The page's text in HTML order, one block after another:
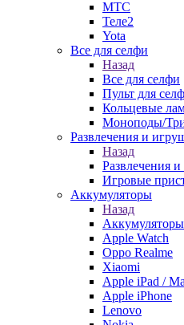
МТС
Теле2
Yota
Все для селфи
Назад
Все для селфи
Пульт для
Кольцевые
Моноподы/
Развлечения и
Назад
Развлечения
Игровые
Аккумуляторы
Назад
Аккумуляторы
Apple Watch
Oppo Realme
Xiaomi
Apple iPad /
Apple iPhone
Lenovo